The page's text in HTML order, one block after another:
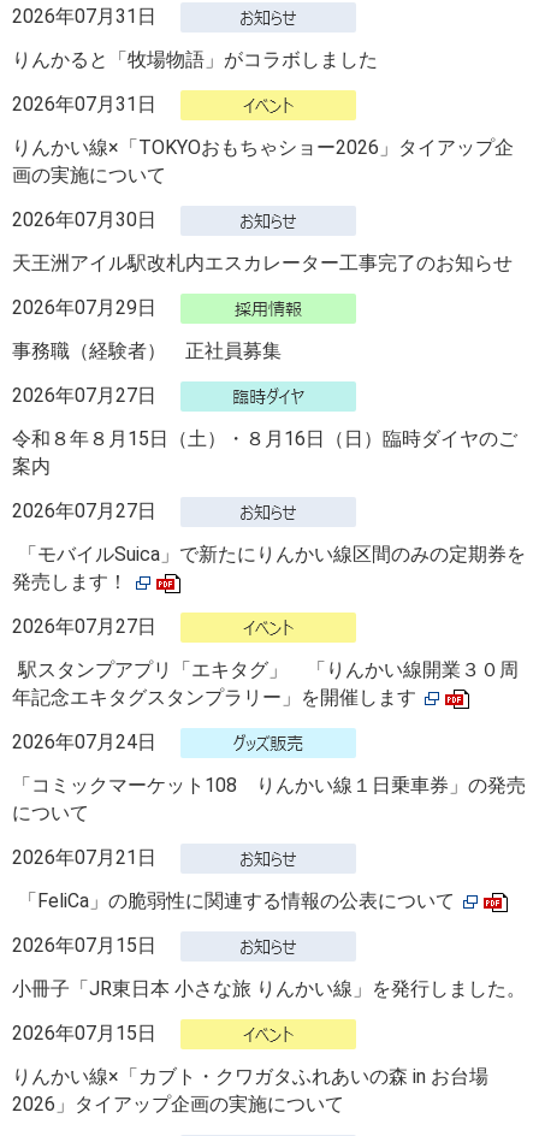
2026年07月31日
りんかると「牧場物語」がコラボしました
2026年07月31日
りんかい線×「TOKYOおもちゃショー2026」タイアップ企
画の実施について
2026年07月30日
天王洲アイル駅改札内エスカレーター工事完了のお知らせ
2026年07月29日
事務職（経験者） 正社員募集
2026年07月27日
令和８年８月15日（土）・８月16日（日）臨時ダイヤのご
案内
2026年07月27日
「モバイルSuica」で新たにりんかい線区間のみの定期券を
発売します！
2026年07月27日
駅スタンプアプリ「エキタグ」 「りんかい線開業３０周
年記念エキタグスタンプラリー」を開催します
2026年07月24日
「コミックマーケット108 りんかい線１日乗車券」の発売
について
2026年07月21日
「FeliCa」の脆弱性に関連する情報の公表について
2026年07月15日
小冊子「JR東日本 小さな旅 りんかい線」を発行しました。
2026年07月15日
りんかい線×「カブト・クワガタふれあいの森 in お台場
2026」タイアップ企画の実施について